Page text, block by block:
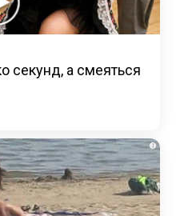
секунд, а смеяться
i